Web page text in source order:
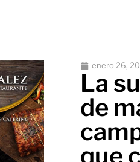
enero 26,
La
de
que